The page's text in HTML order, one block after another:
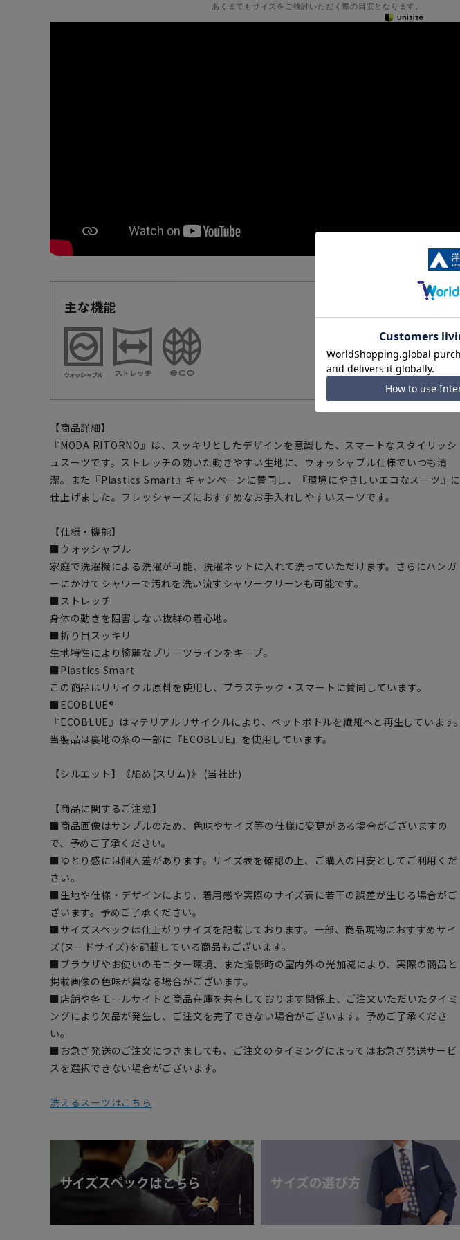
あくまでもサイズをご検討いただく際の目安となります。
主な機能
【商品詳細】
『MODA RITORNO』は、スッキリとしたデザインを意識した、スマートなスタイリッシ
ュスーツです。ストレッチの効いた動きやすい生地に、ウォッシャブル仕様でいつも清
潔。また『Plastics Smart』キャンペーンに賛同し、『環境にやさしいエコなスーツ』に
仕上げました。フレッシャーズにおすすめなお手入れしやすいスーツです。
【仕様・機能】
■ウォッシャブル
家庭で洗濯機による洗濯が可能、洗濯ネットに入れて洗っていただけます。さらにハンガ
ーにかけてシャワーで汚れを洗い流すシャワークリーンも可能です。
■ストレッチ
身体の動きを阻害しない抜群の着心地。
■折り目スッキリ
生地特性により綺麗なプリーツラインをキープ。
■Plastics Smart
この商品はリサイクル原料を使用し、プラスチック・スマートに賛同しています。
■ECOBLUE®
『ECOBLUE』はマテリアルリサイクルにより、ペットボトルを繊維へと再生しています。
当製品は裏地の糸の一部に『ECOBLUE』を使用しています。
【シルエット】《細め(スリム)》 (当社比)
【商品に関するご注意】
■商品画像はサンプルのため、色味やサイズ等の仕様に変更がある場合がございますの
で、予めご了承ください。
■ゆとり感には個人差があります。サイズ表を確認の上、ご購入の目安としてご利用くだ
さい。
■生地や仕様・デザインにより、着用感や実際のサイズ表に若干の誤差が生じる場合がご
ざいます。予めご了承ください。
■サイズスペックは仕上がりサイズを記載しております。一部、商品現物におすすめサイ
ズ(ヌードサイズ)を記載している商品もございます。
■ブラウザやお使いのモニター環境、また撮影時の室内外の光加減により、実際の商品と
掲載画像の色味が異なる場合がございます。
■店舗や各モールサイトと商品在庫を共有しております関係上、ご注文いただいたタイミ
ングにより欠品が発生し、ご注文を完了できない場合がございます。予めご了承くださ
い。
■お急ぎ発送のご注文につきましても、ご注文のタイミングによってはお急ぎ発送サービ
スを選択できない場合がございます。
洗えるスーツはこちら